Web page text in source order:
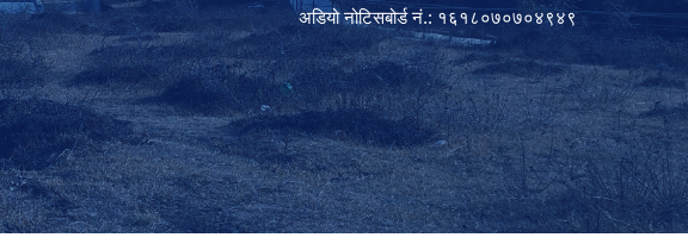
अडियो नोटिसबोर्ड नं.: १६१८०७०७०४९४९